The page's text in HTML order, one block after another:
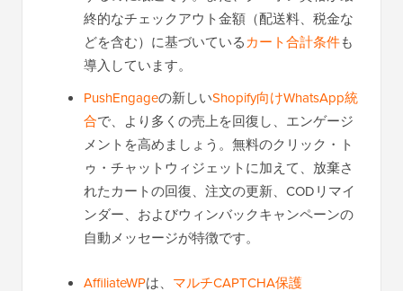
終的なチェックアウト金額（配送料、税金な
どを含む）に基づいているカート合計条件も
導入しています。
PushEngageの新しいShopify向けWhatsApp統
合で、より多くの売上を回復し、エンゲージ
メントを高めましょう。無料のクリック・ト
ゥ・チャットウィジェットに加えて、放棄さ
れたカートの回復、注文の更新、CODリマイ
ンダー、およびウィンバックキャンペーンの
自動メッセージが特徴です。
AffiliateWPは、 マルチCAPTCHA保護